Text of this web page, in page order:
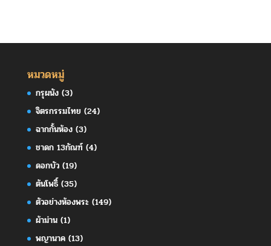
หมวดหมู่
กรุผนัง(3)
จิตรกรรมไทย (24)
ฉากกั้นห้อง(3)
ชาดก 13กัณฑ์(4)
ดอกบัว(19)
ต้นโพธิ์(35)
ตัวอย่างห้องพระ(149)
ผ้าม่าน(1)
พญานาค(13)